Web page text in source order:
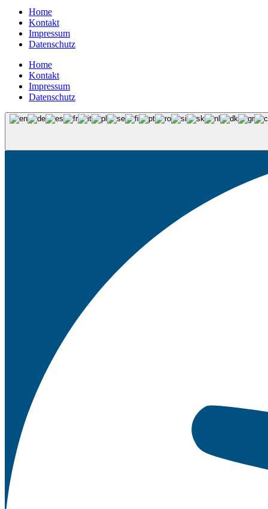
Home
Kontakt
Impressum
Datenschutz
Home
Kontakt
Impressum
Datenschutz